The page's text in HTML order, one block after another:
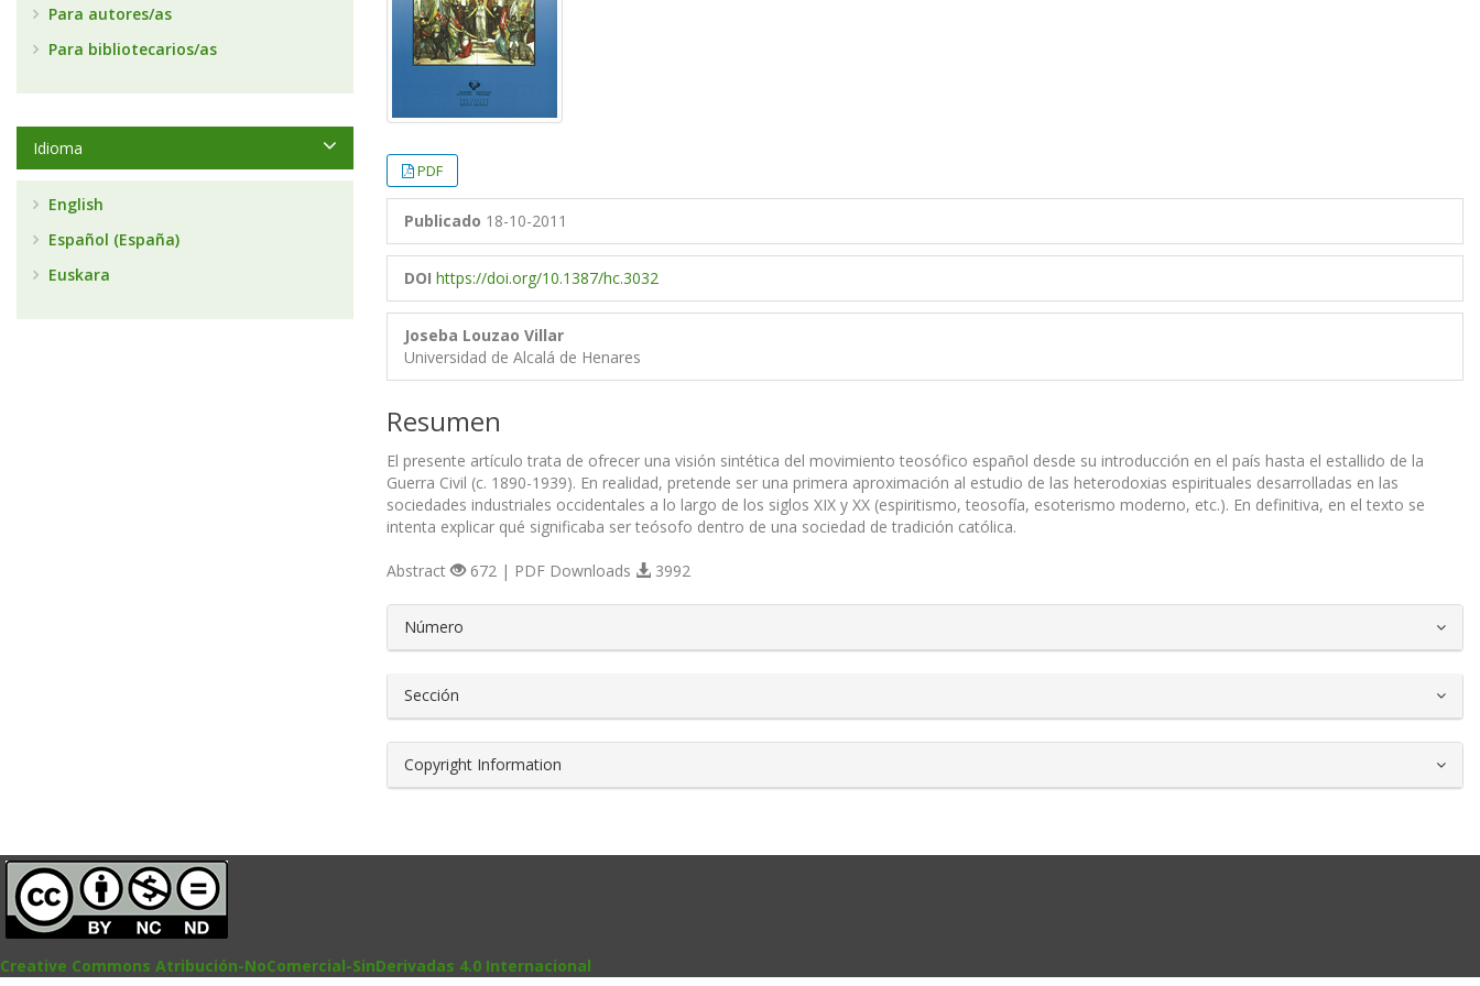
PDF
Publicado 18-10-2011
DOI https://doi.org/10.1387/hc.3032
Joseba Louzao Villar
Universidad de Alcalá de Henares
Resumen
El presente artículo trata de ofrecer una visión sintética del movimiento teosófico español desde su introducción en el país hasta el estallido de la
Guerra Civil (c. 1890-1939). En realidad, pretende ser una primera aproximación al estudio de las heterodoxias espirituales desarrolladas en las
sociedades industriales occidentales a lo largo de los siglos XIX y XX (espiritismo, teosofía, esoterismo moderno, etc.). En definitiva, en el texto se
intenta explicar qué significaba ser teósofo dentro de una sociedad de tradición católica.
Abstract 672 | PDF Downloads 3992
##plugins.themes.bootstrap3.article.details##
Número
Sección
Copyright Information
Para autores/as
Para bibliotecarios/as
Idioma
English
Español (España)
Euskara
Creative Commons Atribución-NoComercial-SinDerivadas 4.0 Internacional